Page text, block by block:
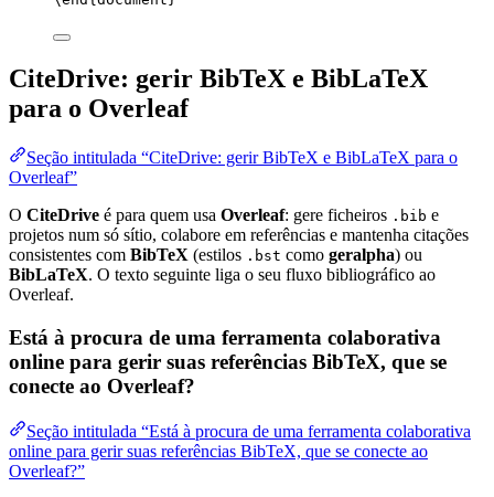
CiteDrive: gerir BibTeX e BibLaTeX
para o Overleaf
Seção intitulada “CiteDrive: gerir BibTeX e BibLaTeX para o
Overleaf”
O CiteDrive é para quem usa Overleaf: gere ficheiros .bib e
projetos num só sítio, colabore em referências e mantenha citações
consistentes com BibTeX (estilos .bst como geralpha) ou
BibLaTeX. O texto seguinte liga o seu fluxo bibliográfico ao
Overleaf.
Está à procura de uma ferramenta colaborativa
online para gerir suas referências BibTeX, que se
conecte ao Overleaf?
Seção intitulada “Está à procura de uma ferramenta colaborativa
online para gerir suas referências BibTeX, que se conecte ao
Overleaf?”